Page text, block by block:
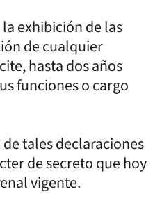
exhibición de las
de cualquier
hasta dos años
funciones o cargo
tales declaraciones
de secreto que hoy
vigente.